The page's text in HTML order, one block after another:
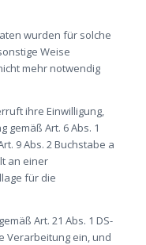
wurden für solche
Weise
mehr notwendig
ihre Einwilligung,
gemäß Art. 6 Abs. 1
9 Abs. 2 Buchstabe a
an einer
für die
Art. 21 Abs. 1 DS-
Verarbeitung ein, und